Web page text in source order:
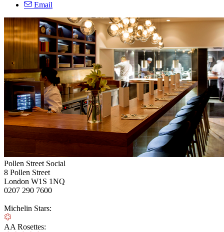
Email
Pollen Street Social
8 Pollen Street
London W1S 1NQ
0207 290 7600
Michelin Stars:
AA Rosettes: